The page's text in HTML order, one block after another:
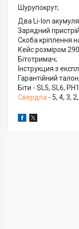
Шурупокрут;
Два Li-Ion
Зарядний
Скоба кріплення
Кейс розміром
Бітотримач;
Інструкция з
Гарантійний талон;
Біти - SL5, SL6,
Свердла - 5, 4, 3,